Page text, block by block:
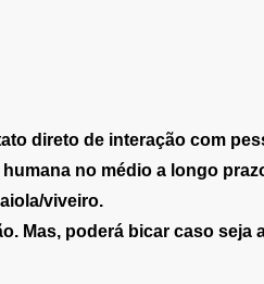
direto de interação com
no médio a longo
viveiro.
Mas, poderá bicar caso seja